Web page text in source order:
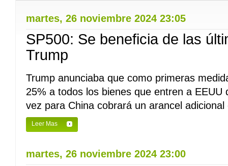
martes, 26 noviembre 2024 23:05
SP500: Se beneficia de las
Trump
Trump anunciaba que como primeras
25% a todos los bienes que entren a EEUU
vez para China cobrará un arancel
Leer Mas
martes, 26 noviembre 2024 23:00